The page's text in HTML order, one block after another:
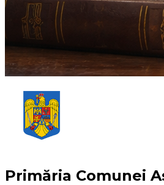
Primăria Comunei